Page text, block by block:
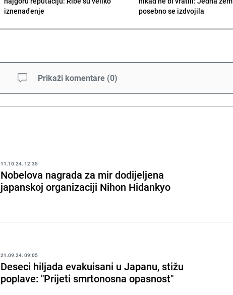
iznenađenje
posebno se izdvojila
Prikaži komentare (0)
11.10.24. 12:35
Nobelova nagrada za mir dodijeljena
japanskoj organizaciji Nihon Hidankyo
21.09.24. 09:05
Deseci hiljada evakuisani u Japanu, stižu
poplave: "Prijeti smrtonosna opasnost"